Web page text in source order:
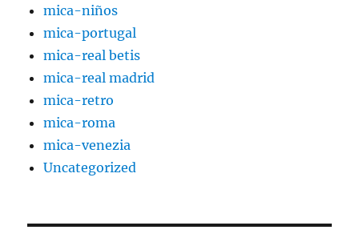
mica-niños
mica-portugal
mica-real betis
mica-real madrid
mica-retro
mica-roma
mica-venezia
Uncategorized